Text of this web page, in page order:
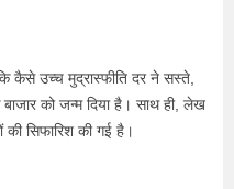
कैसे उच्च मुद्रास्फीति दर ने सस्ते,
को जन्म दिया है। साथ ही, लेख
की सिफारिश की गई है।